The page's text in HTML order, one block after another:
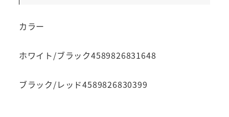
カラー
ホワイト/ブラック4589826831648
ブラック/レッド4589826830399